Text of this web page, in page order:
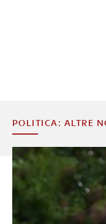
POLITICA: ALTRE